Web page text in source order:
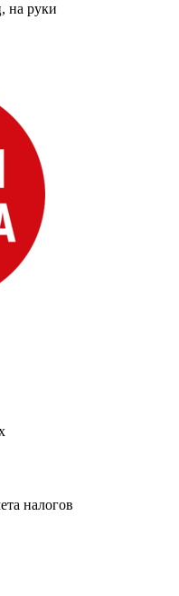
на руки
налогов